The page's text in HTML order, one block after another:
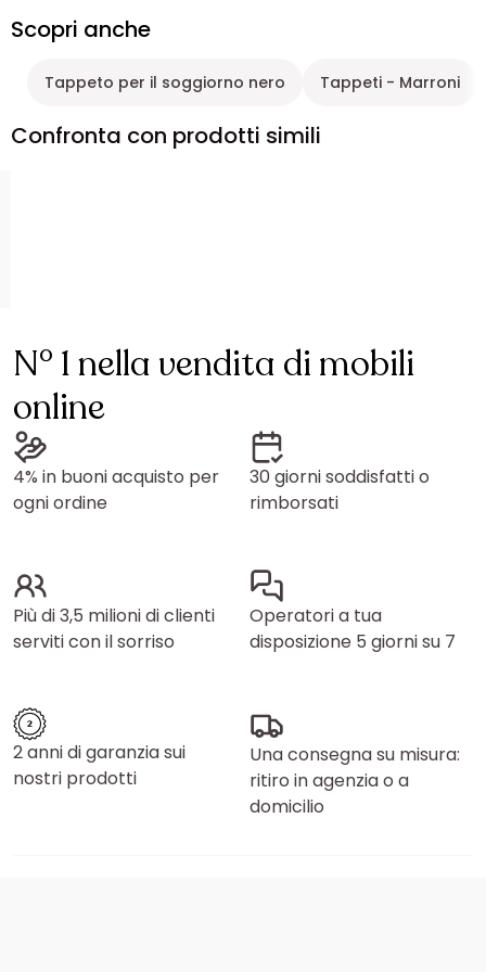
Scopri anche
Tappeto per il soggiorno nero Tappeti - Marroni
Confronta con prodotti simili
N° 1 nella vendita di mobili
online
4% in buoni acquisto per
ogni ordine
30 giorni soddisfatti o
rimborsati
Più di 3,5 milioni di clienti
serviti con il sorriso
Operatori a tua
disposizione 5 giorni su 7
2 anni di garanzia sui
nostri prodotti
Una consegna su misura:
ritiro in agenzia o a
domicilio